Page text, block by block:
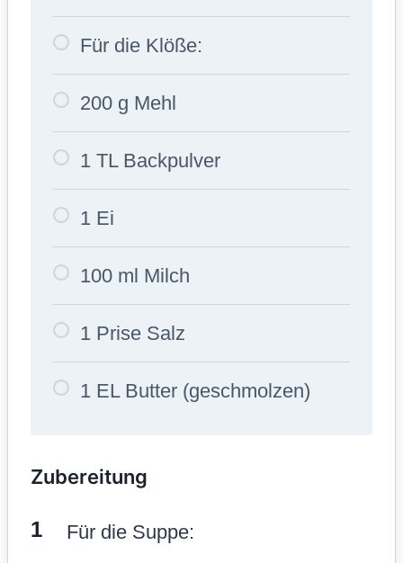
Für die Klöße:
200 g Mehl
1 TL Backpulver
1 Ei
100 ml Milch
1 Prise Salz
1 EL Butter (geschmolzen)
Zubereitung
Für die Suppe: